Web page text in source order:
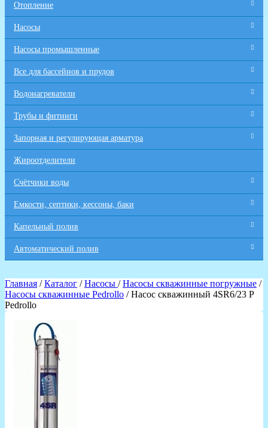
Отопление
Насосы
Насосы промышленные
Все для бaссейнов и прудов
Водонагреватели
Трубы и фитинги
Запорная и регулирующая арматура
Жироотделители
Счётчики воды
Емкости, септики, кессоны, баки
Капельный полив
Автоматический полив
Главная /Каталог /Насосы /Насосы скважинные погружные /
Насосы скважинные Pedrollo / Насос скважинный 4SR6/23 P
Pedrollo